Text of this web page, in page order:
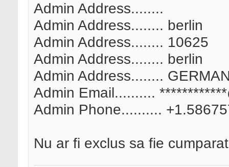
Admin Address........
Admin Address........ berlin
Admin Address........ 10625
Admin Address........ berlin
Admin Address........
Admin Email..........
Admin Phone..........
Nu ar fi exclus sa fie